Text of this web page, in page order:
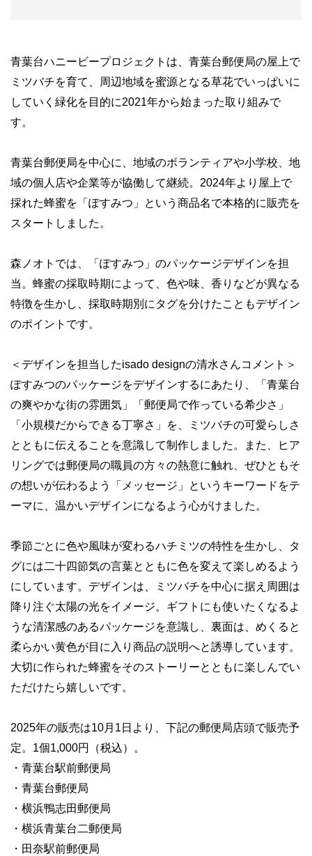
青葉台ハニービープロジェクトは、青葉台郵便局の屋上で
ミツバチを育て、周辺地域を蜜源となる草花でいっぱいに
していく緑化を目的に2021年から始まった取り組みで
す。
青葉台郵便局を中心に、地域のボランティアや小学校、地
域の個人店や企業等が協働して継続。2024年より屋上で
採れた蜂蜜を「ぽすみつ」という商品名で本格的に販売を
スタートしました。
森ノオトでは、「ぽすみつ」のパッケージデザインを担
当。蜂蜜の採取時期によって、色や味、香りなどが異なる
特徴を生かし、採取時期別にタグを分けたこともデザイン
のポイントです。
＜デザインを担当したisado designの清水さんコメント＞
ぽすみつのパッケージをデザインするにあたり、「青葉台
の爽やかな街の雰囲気」「郵便局で作っている希少さ」
「小規模だからできる丁寧さ」を、ミツバチの可愛らしさ
とともに伝えることを意識して制作しました。また、ヒア
リングでは郵便局の職員の方々の熱意に触れ、ぜひともそ
の想いが伝わるよう「メッセージ」というキーワードをテ
ーマに、温かいデザインになるよう心がけました。
季節ごとに色や風味が変わるハチミツの特性を生かし、タ
グには二十四節気の言葉とともに色を変えて楽しめるよう
にしています。デザインは、ミツバチを中心に据え周囲は
降り注ぐ太陽の光をイメージ。ギフトにも使いたくなるよ
うな清潔感のあるパッケージを意識し、裏面は、めくると
柔らかい黄色が目に入り商品の説明へと誘導しています。
大切に作られた蜂蜜をそのストーリーとともに楽しんでい
ただけたら嬉しいです。
2025年の販売は10月1日より、下記の郵便局店頭で販売予
定。1個1,000円（税込）。
・青葉台駅前郵便局
・青葉台郵便局
・横浜鴨志田郵便局
・横浜青葉台二郵便局
・田奈駅前郵便局